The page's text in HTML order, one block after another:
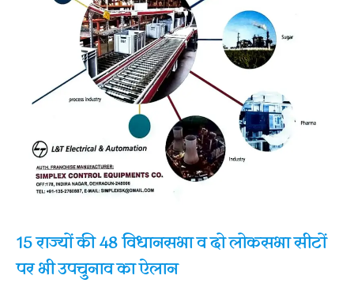
15 राज्यों की 48 विधानसभा व दो लोकसभा सीटों
पर भी उपचुनाव का ऐलान